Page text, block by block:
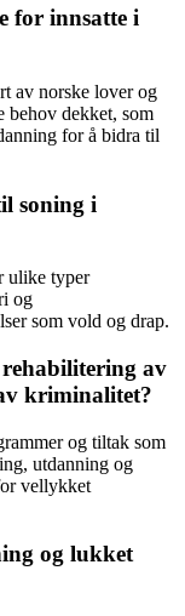
for innsatte i
av norske lover og
behov dekket, som
for å bidra til
soning i
ulike typer
og
som vold og drap.
av
kriminalitet?
og tiltak som
utdanning og
vellykket
og lukket